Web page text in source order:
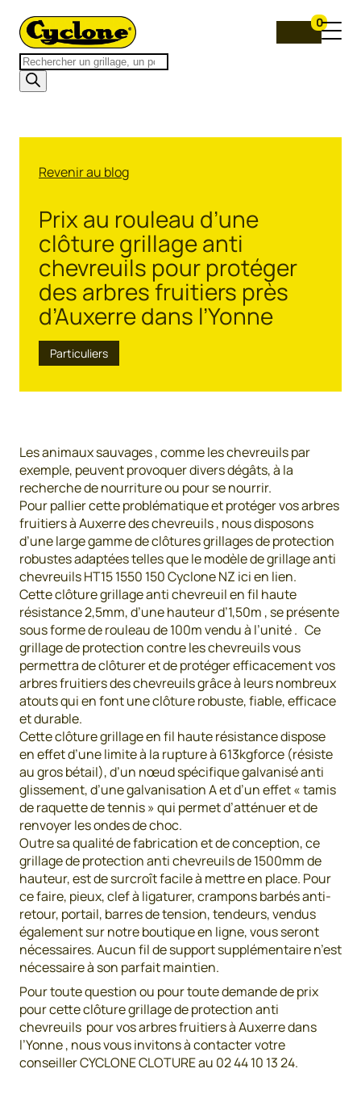
Recherche
de
produits
0
Revenir au blog
Prix au rouleau d’une
clôture grillage anti
chevreuils pour protéger
des arbres fruitiers près
d’Auxerre dans l’Yonne
Particuliers
Les animaux sauvages , comme les chevreuils par
exemple, peuvent provoquer divers dégâts, à la
recherche de nourriture ou pour se nourrir.
Pour pallier cette problématique et protéger vos arbres
fruitiers à Auxerre des chevreuils , nous disposons
d’une large gamme de clôtures grillages de protection
robustes adaptées telles que le modèle de grillage anti
chevreuils HT15 1550 150 Cyclone NZ ici en lien.
Cette clôture grillage anti chevreuil en fil haute
résistance 2,5mm, d’une hauteur d’1,50m , se présente
sous forme de rouleau de 100m vendu à l’unité . Ce
grillage de protection contre les chevreuils vous
permettra de clôturer et de protéger efficacement vos
arbres fruitiers des chevreuils grâce à leurs nombreux
atouts qui en font une clôture robuste, fiable, efficace
et durable.
Cette clôture grillage en fil haute résistance dispose
en effet d’une limite à la rupture à 613kgforce (résiste
au gros bétail), d’un nœud spécifique galvanisé anti
glissement, d’une galvanisation A et d’un effet « tamis
de raquette de tennis » qui permet d’atténuer et de
renvoyer les ondes de choc.
Outre sa qualité de fabrication et de conception, ce
grillage de protection anti chevreuils de 1500mm de
hauteur, est de surcroît facile à mettre en place. Pour
ce faire, pieux, clef à ligaturer, crampons barbés anti-
retour, portail, barres de tension, tendeurs, vendus
également sur notre boutique en ligne, vous seront
nécessaires. Aucun fil de support supplémentaire n’est
nécessaire à son parfait maintien.
Pour toute question ou pour toute demande de prix
pour cette clôture grillage de protection anti
chevreuils pour vos arbres fruitiers à Auxerre dans
l’Yonne , nous vous invitons à contacter votre
conseiller CYCLONE CLOTURE au 02 44 10 13 24.